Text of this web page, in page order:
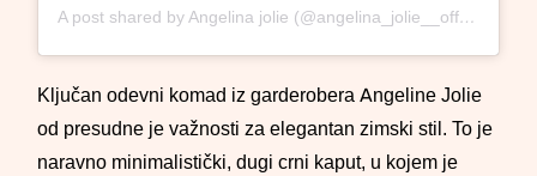
A post shared by Angelina jolie (@angelina_jolie__official___)
Ključan odevni komad iz garderobera Angeline Jolie
od presudne je važnosti za elegantan zimski stil. To je
naravno minimalistički, dugi crni kaput, u kojem je